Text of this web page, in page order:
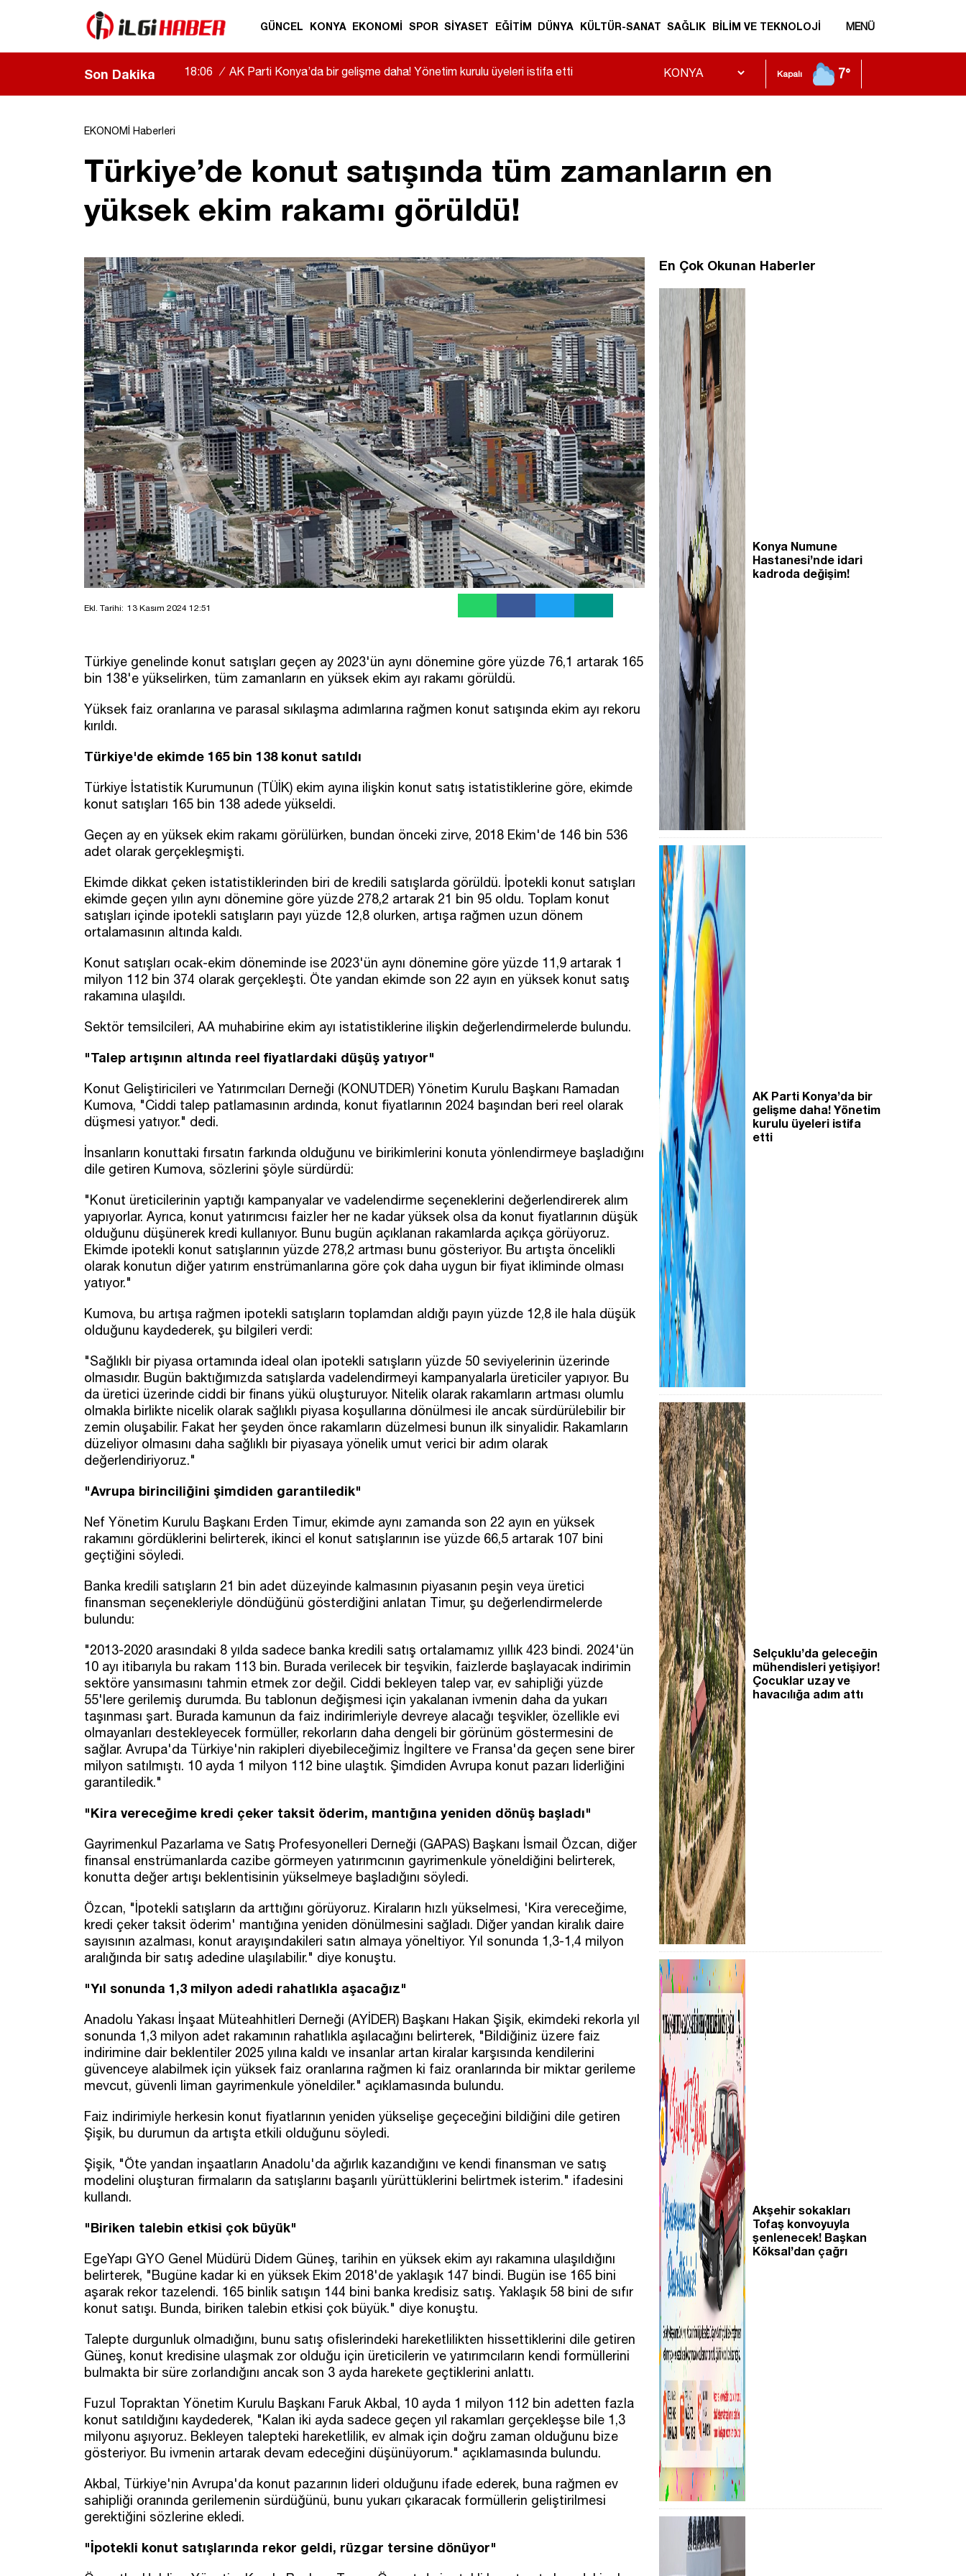
GÜNCEL KONYA EKONOMİ SPOR SİYASET EĞİTİM DÜNYA KÜLTÜR-SANAT SAĞLIK BİLİM VE TEKNOLOJİ MENÜ
Son Dakika 18:06 / AK Parti Konya’da bir gelişme daha! Yönetim kurulu üyeleri istifa etti
|
Kapalı 7°
EKONOMİ Haberleri
Türkiye’de konut satışında tüm zamanların en
yüksek ekim rakamı görüldü!
Ekl. Tarihi: 13 Kasım 2024 12:51
Türkiye genelinde konut satışları geçen ay 2023'ün aynı dönemine göre yüzde 76,1 artarak 165
bin 138'e yükselirken, tüm zamanların en yüksek ekim ayı rakamı görüldü.
Yüksek faiz oranlarına ve parasal sıkılaşma adımlarına rağmen konut satışında ekim ayı rekoru
kırıldı.
Türkiye'de ekimde 165 bin 138 konut satıldı
Türkiye İstatistik Kurumunun (TÜİK) ekim ayına ilişkin konut satış istatistiklerine göre, ekimde
konut satışları 165 bin 138 adede yükseldi.
Geçen ay en yüksek ekim rakamı görülürken, bundan önceki zirve, 2018 Ekim'de 146 bin 536
adet olarak gerçekleşmişti.
Ekimde dikkat çeken istatistiklerinden biri de kredili satışlarda görüldü. İpotekli konut satışları
ekimde geçen yılın aynı dönemine göre yüzde 278,2 artarak 21 bin 95 oldu. Toplam konut
satışları içinde ipotekli satışların payı yüzde 12,8 olurken, artışa rağmen uzun dönem
ortalamasının altında kaldı.
Konut satışları ocak-ekim döneminde ise 2023'ün aynı dönemine göre yüzde 11,9 artarak 1
milyon 112 bin 374 olarak gerçekleşti. Öte yandan ekimde son 22 ayın en yüksek konut satış
rakamına ulaşıldı.
Sektör temsilcileri, AA muhabirine ekim ayı istatistiklerine ilişkin değerlendirmelerde bulundu.
"Talep artışının altında reel fiyatlardaki düşüş yatıyor"
Konut Geliştiricileri ve Yatırımcıları Derneği (KONUTDER) Yönetim Kurulu Başkanı Ramadan
Kumova, "Ciddi talep patlamasının ardında, konut fiyatlarının 2024 başından beri reel olarak
düşmesi yatıyor." dedi.
İnsanların konuttaki fırsatın farkında olduğunu ve birikimlerini konuta yönlendirmeye başladığını
dile getiren Kumova, sözlerini şöyle sürdürdü:
"Konut üreticilerinin yaptığı kampanyalar ve vadelendirme seçeneklerini değerlendirerek alım
yapıyorlar. Ayrıca, konut yatırımcısı faizler her ne kadar yüksek olsa da konut fiyatlarının düşük
olduğunu düşünerek kredi kullanıyor. Bunu bugün açıklanan rakamlarda açıkça görüyoruz.
Ekimde ipotekli konut satışlarının yüzde 278,2 artması bunu gösteriyor. Bu artışta öncelikli
olarak konutun diğer yatırım enstrümanlarına göre çok daha uygun bir fiyat ikliminde olması
yatıyor."
Kumova, bu artışa rağmen ipotekli satışların toplamdan aldığı payın yüzde 12,8 ile hala düşük
olduğunu kaydederek, şu bilgileri verdi:
"Sağlıklı bir piyasa ortamında ideal olan ipotekli satışların yüzde 50 seviyelerinin üzerinde
olmasıdır. Bugün baktığımızda satışlarda vadelendirmeyi kampanyalarla üreticiler yapıyor. Bu
da üretici üzerinde ciddi bir finans yükü oluşturuyor. Nitelik olarak rakamların artması olumlu
olmakla birlikte nicelik olarak sağlıklı piyasa koşullarına dönülmesi ile ancak sürdürülebilir bir
zemin oluşabilir. Fakat her şeyden önce rakamların düzelmesi bunun ilk sinyalidir. Rakamların
düzeliyor olmasını daha sağlıklı bir piyasaya yönelik umut verici bir adım olarak
değerlendiriyoruz."
"Avrupa birinciliğini şimdiden garantiledik"
Nef Yönetim Kurulu Başkanı Erden Timur, ekimde aynı zamanda son 22 ayın en yüksek
rakamını gördüklerini belirterek, ikinci el konut satışlarının ise yüzde 66,5 artarak 107 bini
geçtiğini söyledi.
Banka kredili satışların 21 bin adet düzeyinde kalmasının piyasanın peşin veya üretici
finansman seçenekleriyle döndüğünü gösterdiğini anlatan Timur, şu değerlendirmelerde
bulundu:
"2013-2020 arasındaki 8 yılda sadece banka kredili satış ortalamamız yıllık 423 bindi. 2024'ün
10 ayı itibarıyla bu rakam 113 bin. Burada verilecek bir teşvikin, faizlerde başlayacak indirimin
sektöre yansımasını tahmin etmek zor değil. Ciddi bekleyen talep var, ev sahipliği yüzde
55'lere gerilemiş durumda. Bu tablonun değişmesi için yakalanan ivmenin daha da yukarı
taşınması şart. Burada kamunun da faiz indirimleriyle devreye alacağı teşvikler, özellikle evi
olmayanları destekleyecek formüller, rekorların daha dengeli bir görünüm göstermesini de
sağlar. Avrupa'da Türkiye'nin rakipleri diyebileceğimiz İngiltere ve Fransa'da geçen sene birer
milyon satılmıştı. 10 ayda 1 milyon 112 bine ulaştık. Şimdiden Avrupa konut pazarı liderliğini
garantiledik."
"Kira vereceğime kredi çeker taksit öderim, mantığına yeniden dönüş başladı"
Gayrimenkul Pazarlama ve Satış Profesyonelleri Derneği (GAPAS) Başkanı İsmail Özcan, diğer
finansal enstrümanlarda cazibe görmeyen yatırımcının gayrimenkule yöneldiğini belirterek,
konutta değer artışı beklentisinin yükselmeye başladığını söyledi.
Özcan, "İpotekli satışların da arttığını görüyoruz. Kiraların hızlı yükselmesi, 'Kira vereceğime,
kredi çeker taksit öderim' mantığına yeniden dönülmesini sağladı. Diğer yandan kiralık daire
sayısının azalması, konut arayışındakileri satın almaya yöneltiyor. Yıl sonunda 1,3-1,4 milyon
aralığında bir satış adedine ulaşılabilir." diye konuştu.
"Yıl sonunda 1,3 milyon adedi rahatlıkla aşacağız"
Anadolu Yakası İnşaat Müteahhitleri Derneği (AYİDER) Başkanı Hakan Şişik, ekimdeki rekorla yıl
sonunda 1,3 milyon adet rakamının rahatlıkla aşılacağını belirterek, "Bildiğiniz üzere faiz
indirimine dair beklentiler 2025 yılına kaldı ve insanlar artan kiralar karşısında kendilerini
güvenceye alabilmek için yüksek faiz oranlarına rağmen ki faiz oranlarında bir miktar gerileme
mevcut, güvenli liman gayrimenkule yöneldiler." açıklamasında bulundu.
Faiz indirimiyle herkesin konut fiyatlarının yeniden yükselişe geçeceğini bildiğini dile getiren
Şişik, bu durumun da artışta etkili olduğunu söyledi.
Şişik, "Öte yandan inşaatların Anadolu'da ağırlık kazandığını ve kendi finansman ve satış
modelini oluşturan firmaların da satışlarını başarılı yürüttüklerini belirtmek isterim." ifadesini
kullandı.
"Biriken talebin etkisi çok büyük"
EgeYapı GYO Genel Müdürü Didem Güneş, tarihin en yüksek ekim ayı rakamına ulaşıldığını
belirterek, "Bugüne kadar ki en yüksek Ekim 2018'de yaklaşık 147 bindi. Bugün ise 165 bini
aşarak rekor tazelendi. 165 binlik satışın 144 bini banka kredisiz satış. Yaklaşık 58 bini de sıfır
konut satışı. Bunda, biriken talebin etkisi çok büyük." diye konuştu.
Talepte durgunluk olmadığını, bunu satış ofislerindeki hareketlilikten hissettiklerini dile getiren
Güneş, konut kredisine ulaşmak zor olduğu için üreticilerin ve yatırımcıların kendi formüllerini
bulmakta bir süre zorlandığını ancak son 3 ayda harekete geçtiklerini anlattı.
Fuzul Topraktan Yönetim Kurulu Başkanı Faruk Akbal, 10 ayda 1 milyon 112 bin adetten fazla
konut satıldığını kaydederek, "Kalan iki ayda sadece geçen yıl rakamları gerçekleşse bile 1,3
milyonu aşıyoruz. Bekleyen talepteki hareketlilik, ev almak için doğru zaman olduğunu bize
gösteriyor. Bu ivmenin artarak devam edeceğini düşünüyorum." açıklamasında bulundu.
Akbal, Türkiye'nin Avrupa'da konut pazarının lideri olduğunu ifade ederek, buna rağmen ev
sahipliği oranında gerilemenin sürdüğünü, bunu yukarı çıkaracak formüllerin geliştirilmesi
gerektiğini sözlerine ekledi.
"İpotekli konut satışlarında rekor geldi, rüzgar tersine dönüyor"
En Çok Okunan Haberler
Konya Numune
Hastanesi’nde idari
kadroda değişim!
AK Parti Konya’da bir
gelişme daha! Yönetim
kurulu üyeleri istifa
etti
Selçuklu’da geleceğin
mühendisleri yetişiyor!
Çocuklar uzay ve
havacılığa adım attı
Akşehir sokakları
Tofaş konvoyuyla
şenlenecek! Başkan
Köksal’dan çağrı